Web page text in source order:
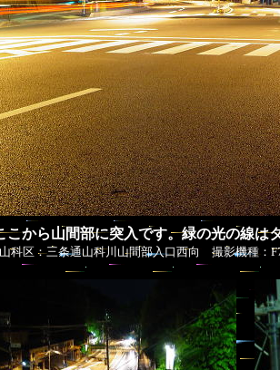
こから山間部に突入です。緑の光の線は
科区：三条通山科川山間部入口西向 撮影機種